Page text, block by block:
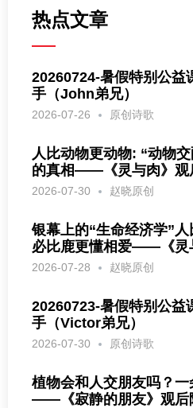
热点文章
20260724-暑假特别公益
手（John弟兄）
2026-07-26 原创诗歌
人比动物更动物: “动物
的真相——《灵与肉》观
2026-07-30 赵晓原创
银幕上的“生命经济学”
必比鹿更懂相爱——《灵
2026-07-28 赵晓原创
20260723-暑假特别公益
手（Victor弟兄）
2026-07-30 原创诗歌
植物会和人交朋友吗？
——《寂静的朋友》观后